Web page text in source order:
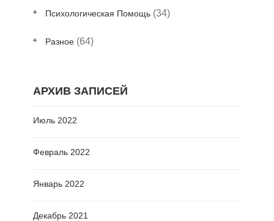
Психологическая Помощь (34)
Разное (64)
АРХИВ ЗАПИСЕЙ
Июль 2022
Февраль 2022
Январь 2022
Декабрь 2021